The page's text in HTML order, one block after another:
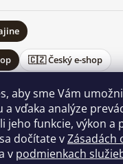
aby sme Vám
vďaka analýze
jeho funkcie, výkon a
dočítate vZásadách
v podmienkach
🇨🇿 Český e-shop
Ochrana
Vrátenie a reklamácie